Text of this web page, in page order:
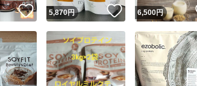
スピード発送 このユーザーは高
安心発送 このユーザーは設
いいね！
5,870円 いいね！
6,500円